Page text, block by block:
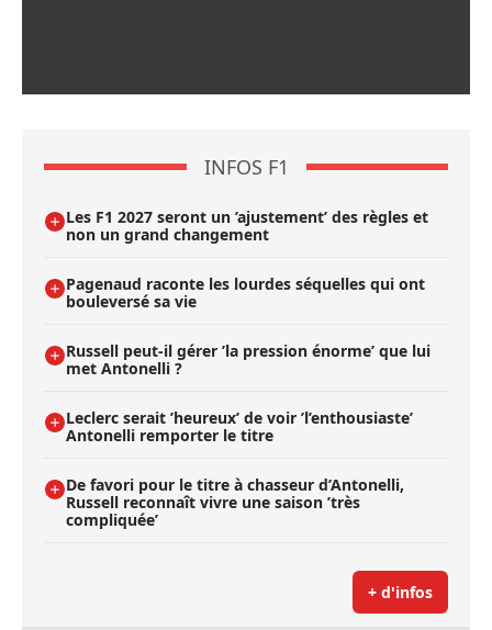
INFOS F1
Les F1 2027 seront un ’ajustement’ des règles et
non un grand changement
Pagenaud raconte les lourdes séquelles qui ont
bouleversé sa vie
Russell peut-il gérer ’la pression énorme’ que lui
met Antonelli ?
Leclerc serait ’heureux’ de voir ’l’enthousiaste’
Antonelli remporter le titre
De favori pour le titre à chasseur d’Antonelli,
Russell reconnaît vivre une saison ’très
compliquée’
+ d'infos